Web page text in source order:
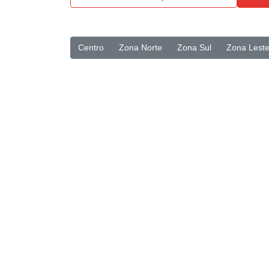
Centro Zona Norte Zona Sul Zona Leste